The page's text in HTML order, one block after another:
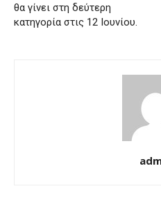
θα γίνει στη δεύτερη
κατηγορία στις 12 Ιουνίου.